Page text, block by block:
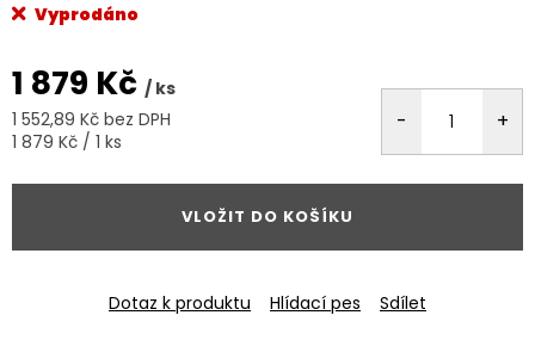
Vyprodáno
1 879 Kč / ks
1 552,89 Kč bez DPH
Měrná
1 879 Kč / 1 ks
VLOŽIT DO KOŠÍKU
Dotaz k produktu Hlídací pes Sdílet